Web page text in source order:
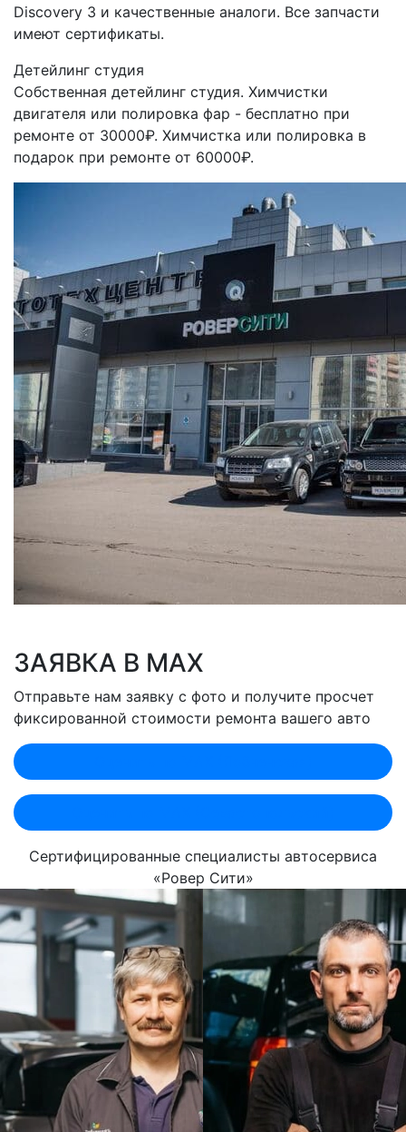
Discovery 3 и качественные аналоги. Все запчасти
имеют сертификаты.
Детейлинг студия
Собственная детейлинг студия. Химчистки
двигателя или полировка фар - бесплатно при
ремонте от 30000₽. Химчистка или полировка в
подарок при ремонте от 60000₽.
ЗАЯВКА В MAX
Отправьте нам заявку с фото и получите просчет
фиксированной стоимости ремонта вашего авто
Сертифицированные специалисты автосервиса
«Ровер Сити»